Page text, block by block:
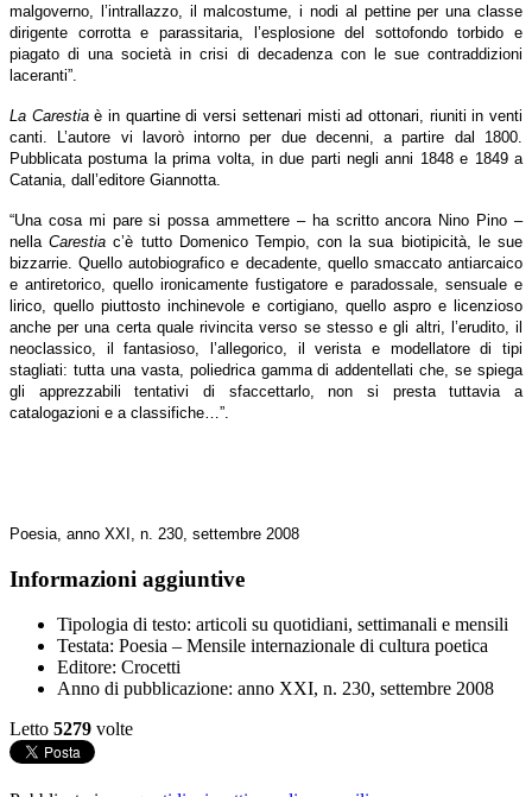
malgoverno, l’intrallazzo, il malcostume, i nodi al pettine per una classe
dirigente corrotta e parassitaria, l’esplosione del sottofondo torbido e
piagato di una società in crisi di decadenza con le sue contraddizioni
laceranti”.
La Carestiaè in quartine di versi settenari misti ad ottonari, riuniti in venti
canti. L’autore vi lavorò intorno per due decenni, a partire dal 1800.
Pubblicata postuma la prima volta, in due parti negli anni 1848 e 1849 a
Catania, dall’editore Giannotta.
“Una cosa mi pare si possa ammettere – ha scritto ancora Nino Pino –
nellaCarestiac’è tutto Domenico Tempio, con la sua biotipicità, le sue
bizzarrie. Quello autobiografico e decadente, quello smaccato antiarcaico
e antiretorico, quello ironicamente fustigatore e paradossale, sensuale e
lirico, quello piuttosto inchinevole e cortigiano, quello aspro e licenzioso
anche per una certa quale rivincita verso se stesso e gli altri, l’erudito, il
neoclassico, il fantasioso, l’allegorico, il verista e modellatore di tipi
stagliati: tutta una vasta, poliedrica gamma di addentellati che, se spiega
gli apprezzabili tentativi di sfaccettarlo, non si presta tuttavia a
catalogazioni e a classifiche…”.
Poesia, anno XXI, n. 230, settembre 2008
Informazioni aggiuntive
Tipologia di testo: articoli su quotidiani, settimanali e mensili
Testata: Poesia – Mensile internazionale di cultura poetica
Editore: Crocetti
Anno di pubblicazione: anno XXI, n. 230, settembre 2008
Letto 5279 volte